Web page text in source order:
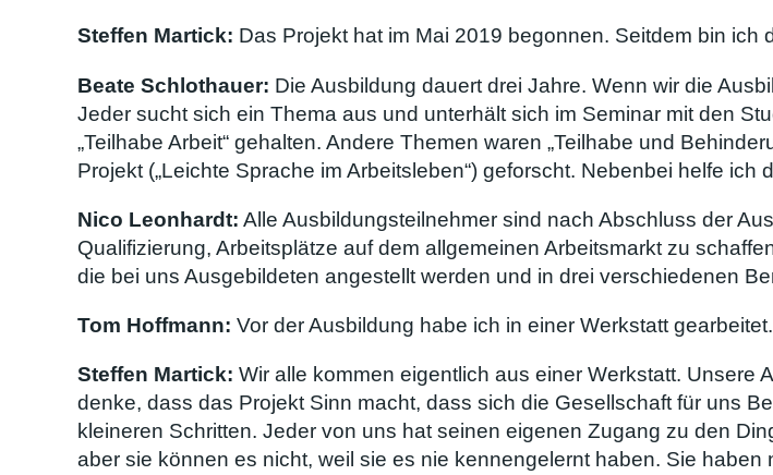
Steffen Martick: Das Projekt hat im Mai 2019 begonnen. Seitdem bin ich
Beate Schlothauer: Die Ausbildung dauert drei Jahre. Wenn wir die
Jeder sucht sich ein Thema aus und unterhält sich im Seminar mit den
„Teilhabe Arbeit“ gehalten. Andere Themen waren „Teilhabe und
Projekt („Leichte Sprache im Arbeitsleben“) geforscht. Nebenbei helfe
Nico Leonhardt: Alle Ausbildungsteilnehmer sind nach Abschluss der
Qualifizierung, Arbeitsplätze auf dem allgemeinen Arbeitsmarkt zu
die bei uns Ausgebildeten angestellt werden und in drei verschiedenen
Tom Hoffmann: Vor der Ausbildung habe ich in einer Werkstatt
Steffen Martick: Wir alle kommen eigentlich aus einer Werkstatt. Unsere
denke, dass das Projekt Sinn macht, dass sich die Gesellschaft für uns
kleineren Schritten. Jeder von uns hat seinen eigenen Zugang zu den
aber sie können es nicht, weil sie es nie kennengelernt haben. Sie